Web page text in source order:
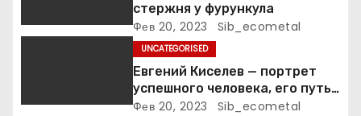
и
стержня у фурункула
Фев 20, 2023 Sib_ecometal
UNCATEGORISED
Евгений Киселев — портрет
успешного человека, его путь
к славе и личное счастье
Фев 20, 2023 Sib_ecometal